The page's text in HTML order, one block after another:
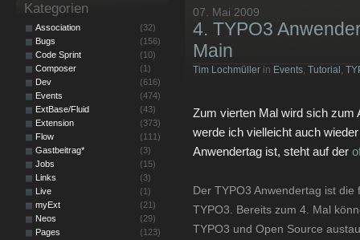
07. Mai 2009
4. TYPO3
Main
Tim Lochmüller in Events, Tutorial ,
Zum vierten Mal wird sich zum
werde ich vielleicht auch
Anwendertag ist, steht auf der
Der TYPO3 Anwendertag ist
TYPO3. Bereits zum 4. Mal
TYPO3 und Open Source
Kategorien
Association
(32)
Bugs
(156)
Code Sprint
(10)
Composer
(1)
Dev
(616)
Events
(474)
ExtBase/Fluid
(43)
Extension
(373)
Flow
(111)
Gastbeitrag*
(3)
Jobs
(15)
Links
(3)
Live
(1)
myExt
(21)
Neos
(29)
Pages
(123)